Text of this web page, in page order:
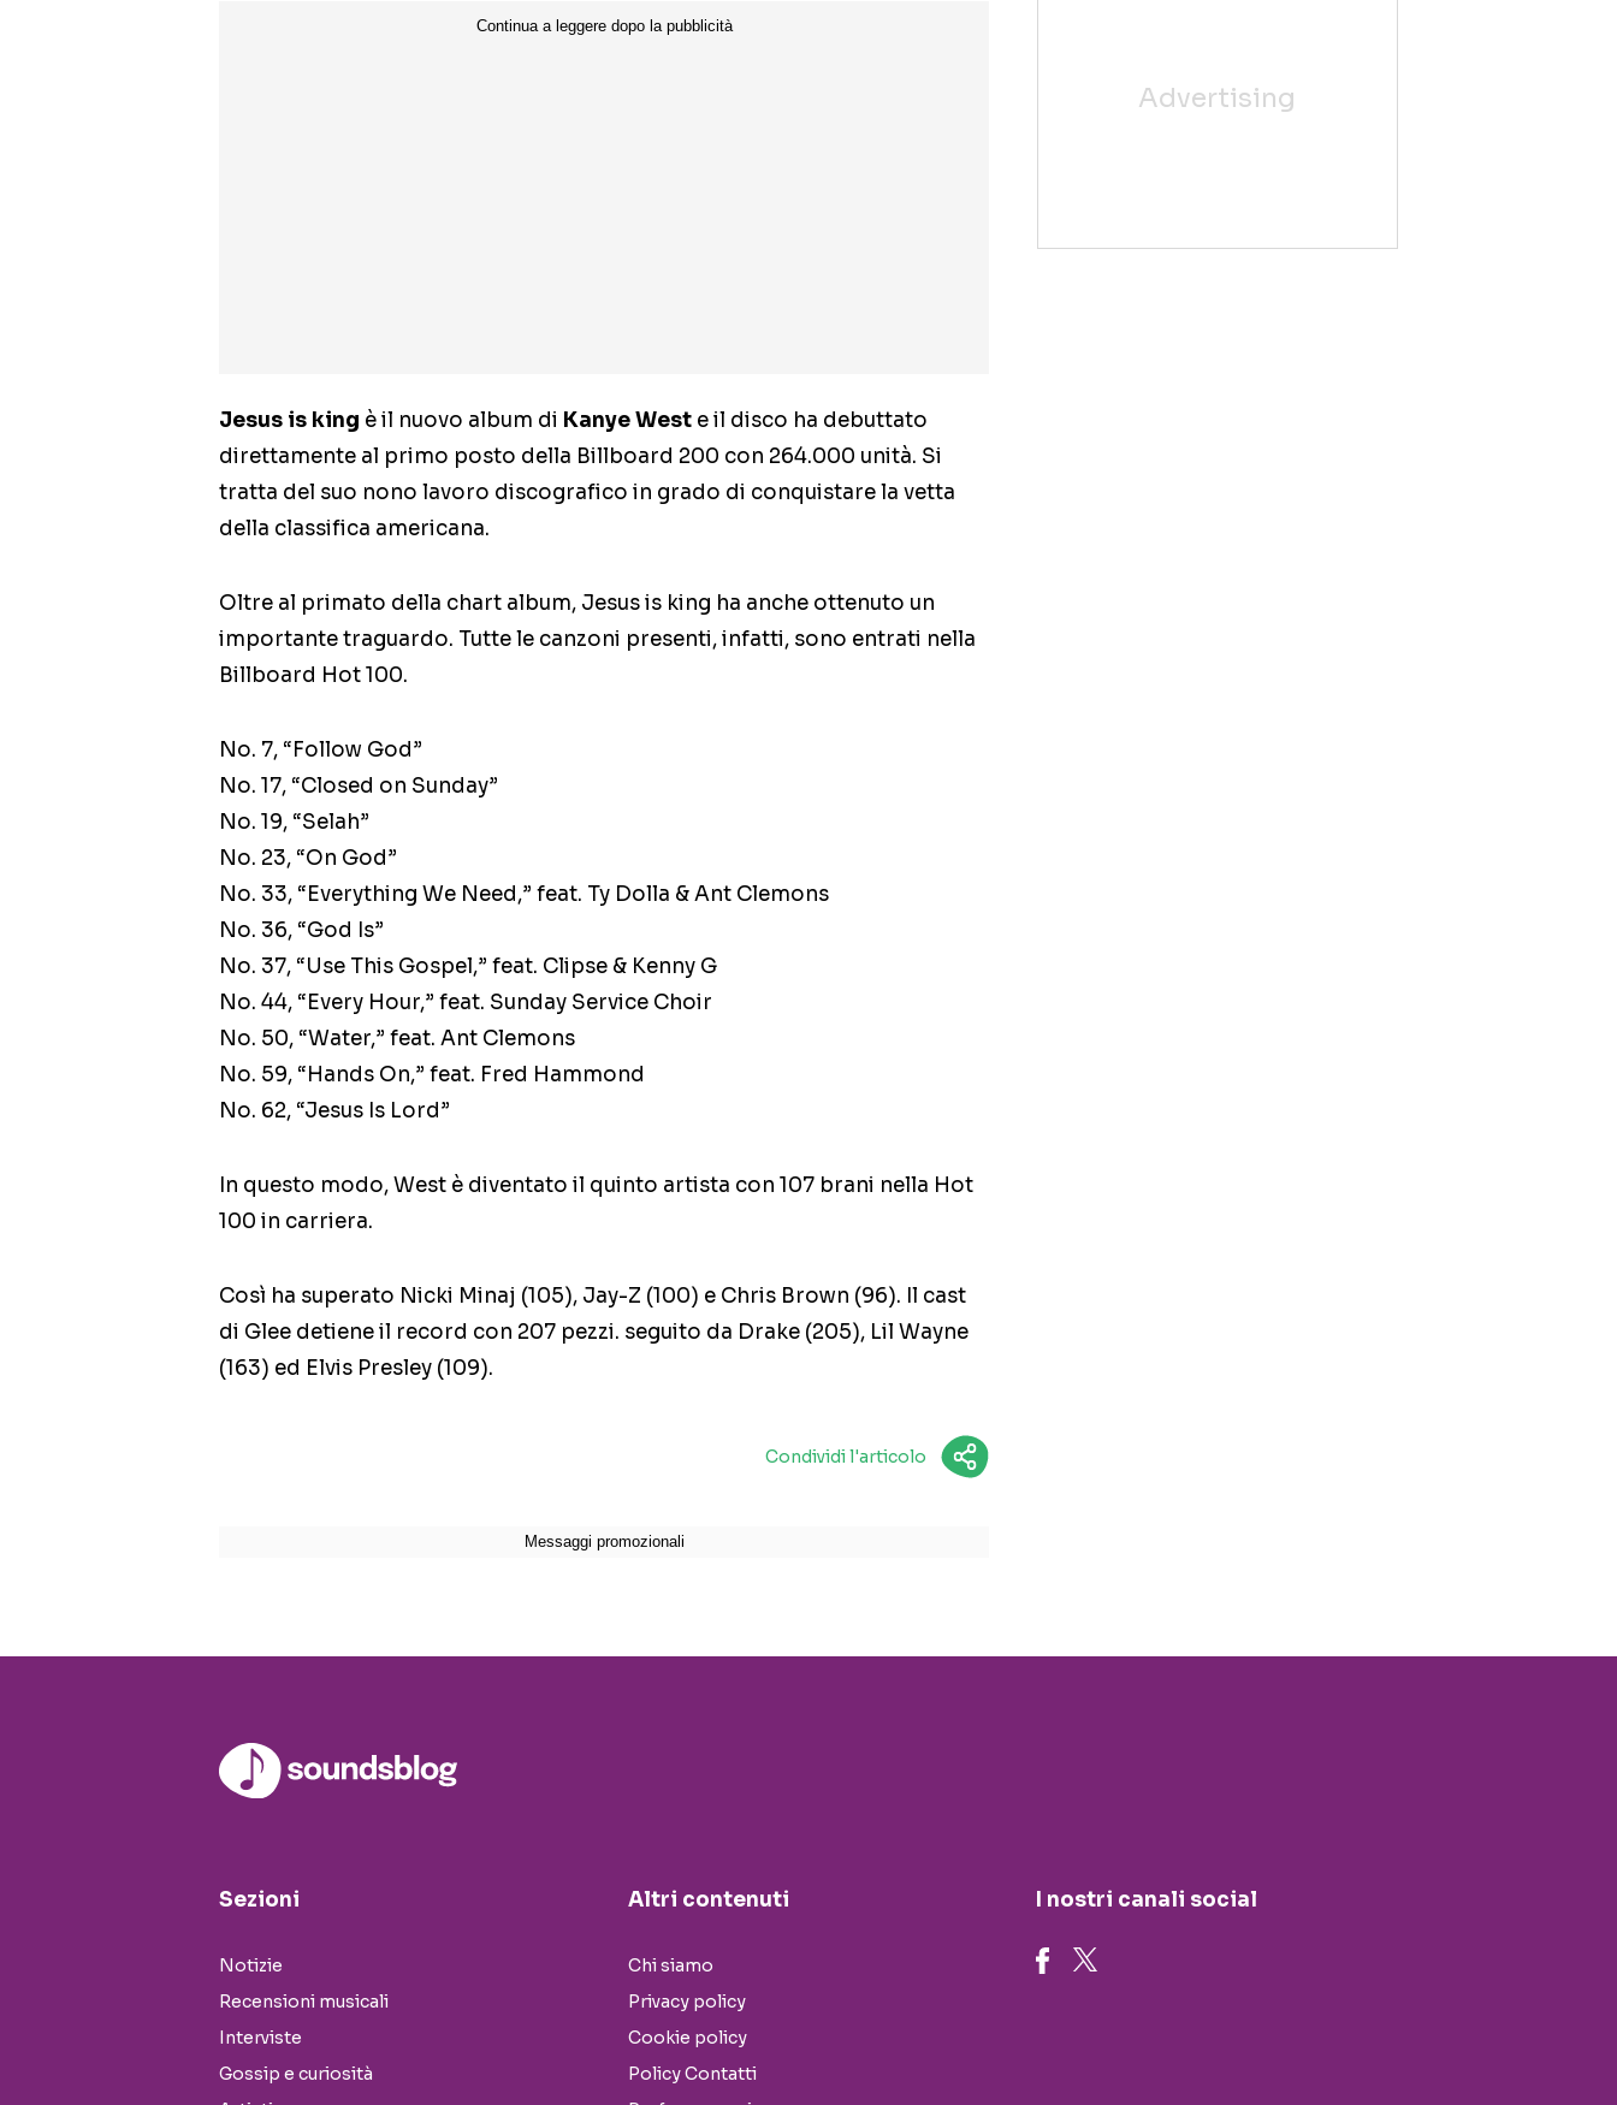
Jesus is king è il nuovo album di Kanye West e il disco ha debuttato
direttamente al primo posto della Billboard 200 con 264.000 unità. Si
tratta del suo nono lavoro discografico in grado di conquistare la vetta
della classifica americana.
Oltre al primato della chart album, Jesus is king ha anche ottenuto un
importante traguardo. Tutte le canzoni presenti, infatti, sono entrati nella
Billboard Hot 100.
No. 7, “Follow God”
No. 17, “Closed on Sunday”
No. 19, “Selah”
No. 23, “On God”
No. 33, “Everything We Need,” feat. Ty Dolla & Ant Clemons
No. 36, “God Is”
No. 37, “Use This Gospel,” feat. Clipse & Kenny G
No. 44, “Every Hour,” feat. Sunday Service Choir
No. 50, “Water,” feat. Ant Clemons
No. 59, “Hands On,” feat. Fred Hammond
No. 62, “Jesus Is Lord”
In questo modo, West è diventato il quinto artista con 107 brani nella Hot
100 in carriera.
Così ha superato Nicki Minaj (105), Jay-Z (100) e Chris Brown (96). Il cast
di Glee detiene il record con 207 pezzi. seguito da Drake (205), Lil Wayne
(163) ed Elvis Presley (109).
Condividi l'articolo
Sezioni
Notizie
Recensioni musicali
Interviste
Gossip e curiosità
Altri contenuti
Chi siamo
Privacy policy
Cookie policy
Policy Contatti
I nostri canali social